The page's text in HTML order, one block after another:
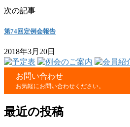
次の記事
第74回定例会報告
2018年3月20日
お問い合わせ
お気軽にお問い合わせください。
最近の投稿